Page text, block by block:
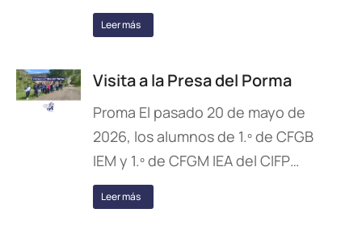
Leer más
Visita a la Presa del Porma
Proma El pasado 20 de mayo de
2026, los alumnos de 1.º de CFGB
IEM y 1.º de CFGM IEA del CIFP…
Leer más